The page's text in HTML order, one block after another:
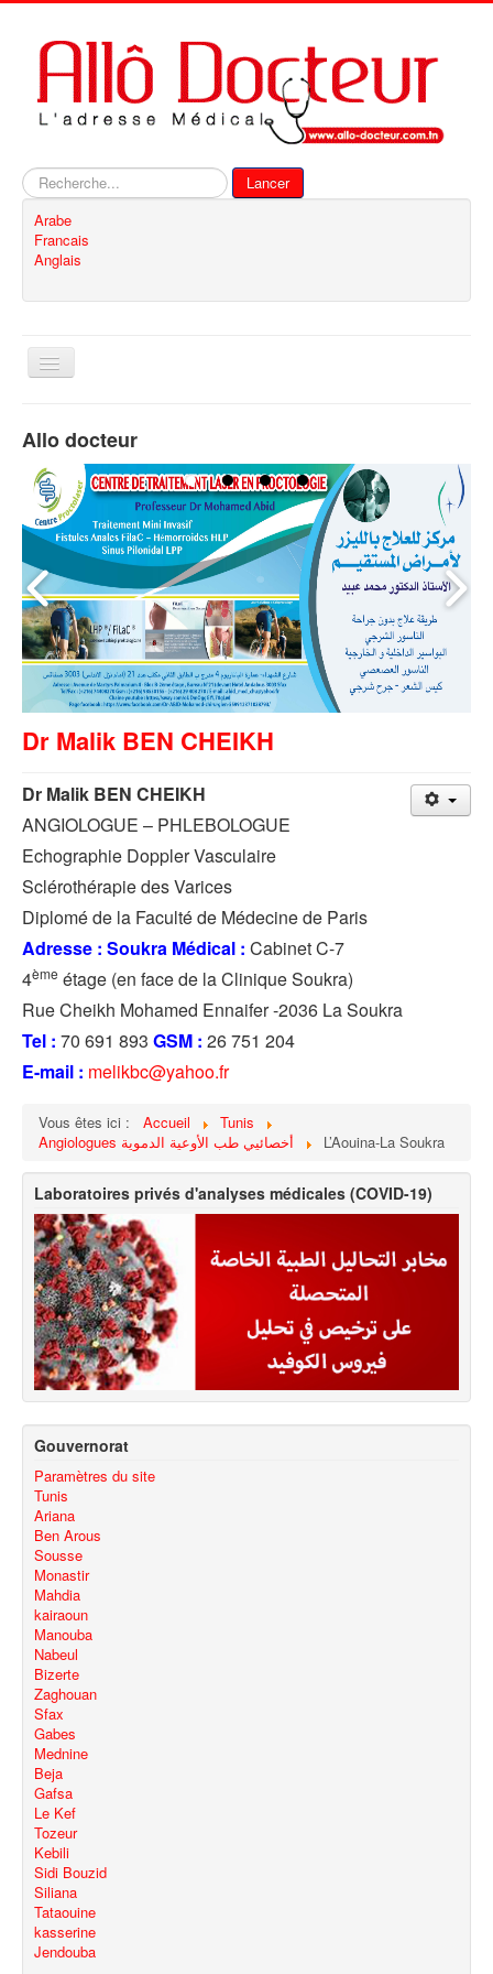
Rechercher
Lancer
Arabe
Francais
Anglais
Basculer
Contact
Allo docteur
Dr Malik BEN CHEIKH
Dr Malik BEN CHEIKH
ANGIOLOGUE – PHLEBOLOGUE
Echographie Doppler Vasculaire
Sclérothérapie des Varices
Diplomé de la Faculté de Médecine de Paris
Adresse : Soukra Médical : Cabinet C-7
4ème étage (en face de la Clinique Soukra)
Rue Cheikh Mohamed Ennaifer -2036 La Soukra
Tel : 70 691 893 GSM : 26 751 204
E-mail : melikbc@yahoo.fr
Vous êtes ici : Accueil
Tunis
Angiologues أخصائيي طب الأوعية الدموية
L’Aouina-La Soukra
Laboratoires privés d'analyses médicales (COVID-19)
Gouvernorat
Paramètres du site
Tunis
Ariana
Ben Arous
Sousse
Monastir
Mahdia
kairaoun
Manouba
Nabeul
Bizerte
Zaghouan
Sfax
Gabes
Mednine
Beja
Gafsa
Le Kef
Tozeur
Kebili
Sidi Bouzid
Siliana
Tataouine
kasserine
Jendouba